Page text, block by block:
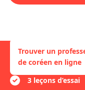
Trouver un
de coréen en ligne
3 leçons d’essai